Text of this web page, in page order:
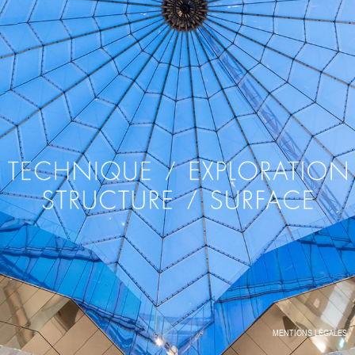
MENTIONS LÉGALES